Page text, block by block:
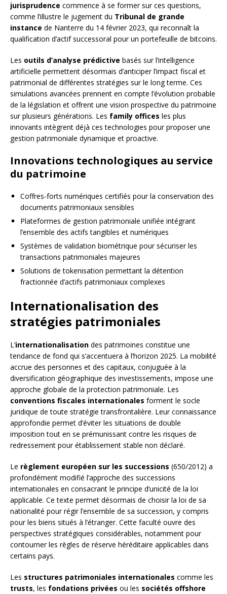
jurisprudence commence à se former sur ces questions,
comme l’illustre le jugement du Tribunal de grande
instance de Nanterre du 14 février 2023, qui reconnaît la
qualification d’actif successoral pour un portefeuille de bitcoins.
Les outils d’analyse prédictive basés sur l’intelligence
artificielle permettent désormais d’anticiper l’impact fiscal et
patrimonial de différentes stratégies sur le long terme. Ces
simulations avancées prennent en compte l’évolution probable
de la législation et offrent une vision prospective du patrimoine
sur plusieurs générations. Les family offices les plus
innovants intègrent déjà ces technologies pour proposer une
gestion patrimoniale dynamique et proactive.
Innovations technologiques au service
du patrimoine
Coffres-forts numériques certifiés pour la conservation des
documents patrimoniaux sensibles
Plateformes de gestion patrimoniale unifiée intégrant
l’ensemble des actifs tangibles et numériques
Systèmes de validation biométrique pour sécuriser les
transactions patrimoniales majeures
Solutions de tokenisation permettant la détention
fractionnée d’actifs patrimoniaux complexes
Internationalisation des
stratégies patrimoniales
L’internationalisation des patrimoines constitue une
tendance de fond qui s’accentuera à l’horizon 2025. La mobilité
accrue des personnes et des capitaux, conjuguée à la
diversification géographique des investissements, impose une
approche globale de la protection patrimoniale. Les
conventions fiscales internationales forment le socle
juridique de toute stratégie transfrontalière. Leur connaissance
approfondie permet d’éviter les situations de double
imposition tout en se prémunissant contre les risques de
redressement pour établissement stable non déclaré.
Le règlement européen sur les successions (650/2012) a
profondément modifié l’approche des successions
internationales en consacrant le principe d’unicité de la loi
applicable. Ce texte permet désormais de choisir la loi de sa
nationalité pour régir l’ensemble de sa succession, y compris
pour les biens situés à l’étranger. Cette faculté ouvre des
perspectives stratégiques considérables, notamment pour
contourner les règles de réserve héréditaire applicables dans
certains pays.
Les structures patrimoniales internationales comme les
trusts, les fondations privées ou les sociétés offshore